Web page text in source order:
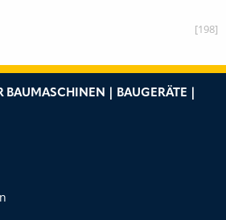
[198]
BAUMASCHINEN | BAUGERÄTE |